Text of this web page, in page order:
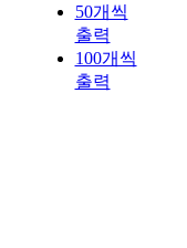
50개씩
출력
100개씩
출력